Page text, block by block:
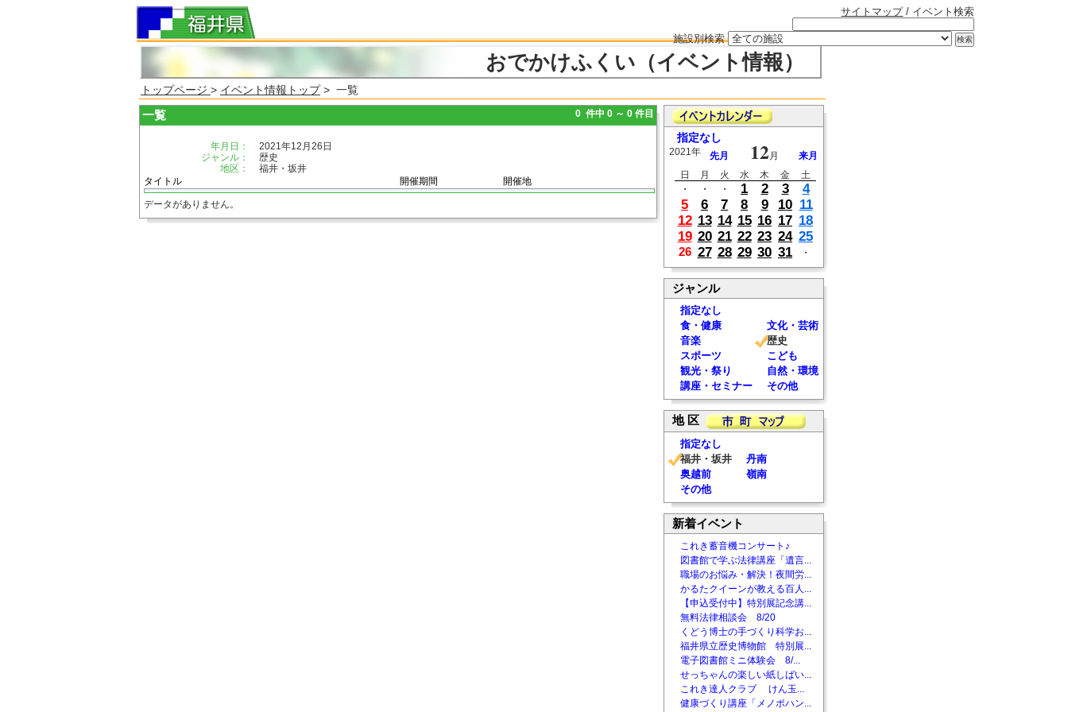
サイトマップ/ イベント検索
施設別検索
おでかけふくい（イベント情報）
トップページ > イベント情報トップ> 一覧
一覧 0 件中 0 ～ 0 件目
年月日：
2021年12月26日
ジャンル：
歴史
地区：
福井・坂井
タイトル
開催期間 開催地
データがありません。
指定なし
2021年 先月 12月
来月
日
月 火 水 木 金
土
・
・ ・ 1 2 3
4
5
6 7 8 9 10 11
12 13 14 15 16 17 18
19 20 21 22 23 24 25
26 27 28 29 30 31 ・
ジャンル
指定なし
食・健康
文化・芸術
音楽
歴史
スポーツ
こども
観光・祭り
自然・環境
講座・セミナー
その他
地 区
指定なし
福井・坂井
丹南
奥越前
嶺南
その他
新着イベント
これき蓄音機コンサート♪
図書館で学ぶ法律講座「遺言...
職場のお悩み・解決！夜間労...
かるたクイーンが教える百人...
【申込受付中】特別展記念講...
無料法律相談会 8/20
くどう博士の手づくり科学お...
福井県立歴史博物館 特別展...
電子図書館ミニ体験会 8/...
せっちゃんの楽しい紙しばい...
これき達人クラブ けん玉...
健康づくり講座「メノポハン...